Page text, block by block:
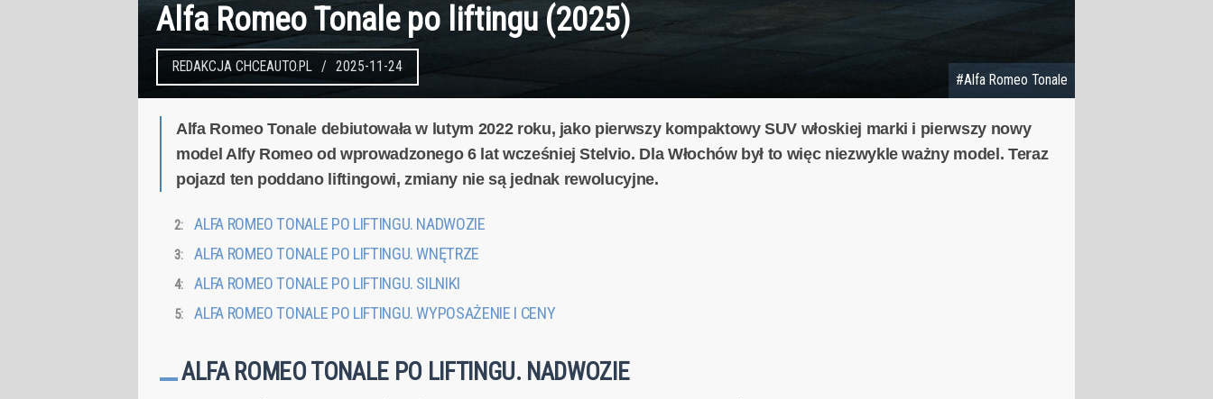
Alfa Romeo Tonale po liftingu (2025)
REDAKCJA CHCEAUTO.PL
2025-11-24
#Alfa Romeo Tonale
Alfa Romeo Tonale debiutowała w lutym 2022 roku, jako pierwszy kompaktowy SUV włoskiej marki i pierwszy nowy
model Alfy Romeo od wprowadzonego 6 lat wcześniej Stelvio. Dla Włochów był to więc niezwykle ważny model. Teraz
pojazd ten poddano liftingowi, zmiany nie są jednak rewolucyjne.
ALFA ROMEO TONALE PO LIFTINGU. NADWOZIE
ALFA ROMEO TONALE PO LIFTINGU. WNĘTRZE
ALFA ROMEO TONALE PO LIFTINGU. SILNIKI
ALFA ROMEO TONALE PO LIFTINGU. WYPOSAŻENIE I CENY
ALFA ROMEO TONALE PO LIFTINGU. NADWOZIE